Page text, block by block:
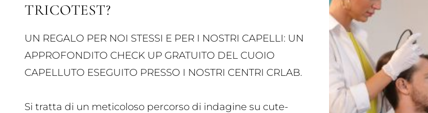
TRICOTEST?
UN REGALO PER NOI STESSI E PER I NOSTRI CAPELLI: UN
APPROFONDITO CHECK UP GRATUITO DEL CUOIO
CAPELLUTO ESEGUITO PRESSO I NOSTRI CENTRI CRLAB.
Si tratta di un meticoloso percorso di indagine su cute-